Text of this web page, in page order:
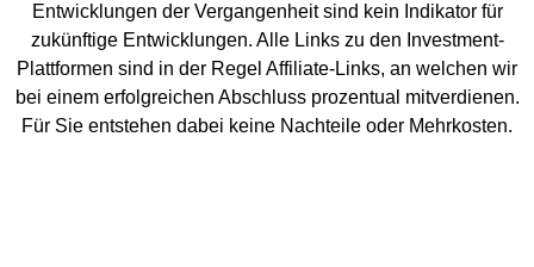
Entwicklungen der Vergangenheit sind kein Indikator für
zukünftige Entwicklungen. Alle Links zu den Investment-
Plattformen sind in der Regel Affiliate-Links, an welchen wir
bei einem erfolgreichen Abschluss prozentual mitverdienen.
Für Sie entstehen dabei keine Nachteile oder Mehrkosten.